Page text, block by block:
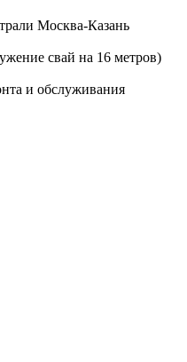
Москва-Казань
свай на 16 метров)
и обслуживания